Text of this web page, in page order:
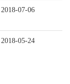
2018-07-06
2018-05-24